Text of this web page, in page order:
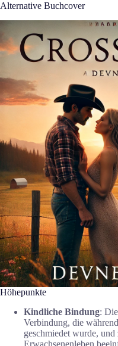
Alternative Buchcover
Höhepunkte
Kindliche Bindung:
Verbindung, die
geschmiedet wurde,
Erwachsenenleben